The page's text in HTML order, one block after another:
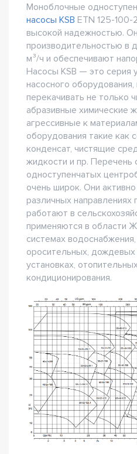
Моноблочные
насосы KSB ETN 125-
высокой надежностью.
производительностью в
м³/ч и обеспечивают
Насосы KSB — это серия
насосного
перекачивать не только
абразивные химические
агрессивные к
оборудования такие как
конденсат, чистящие
жидкости и пр. Перечень
одноступенчатых
очень широк. Они
различных
работают в
применяются в области
системах
оросительных, дождевых
установках,
кондиционирования.